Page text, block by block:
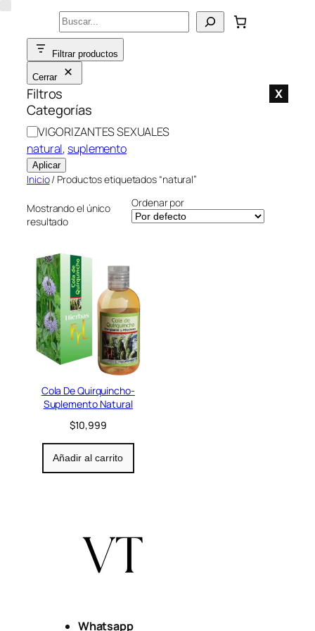
contenido
Buscar
Filtrar productos
Cerrar
Filtros X
Categorías
C
a
t
e
o
r
VIGORIZANTES SEXUALES
natural, suplemento
Aplicar
Inicio/ Productos etiquetados “natural”
Mostrando el único
resultado
Ordenar por
Cola De Quirquincho-
Suplemento Natural
$10,999
Añadir al carrito
Whatsapp